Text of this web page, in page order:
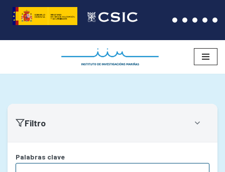
Saltar
ao
Filtro
Palabras clave